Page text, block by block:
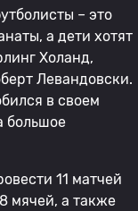
– это
а дети хотят
Холанд,
Левандовски.
в своем
большое
11 матчей
мячей, а также